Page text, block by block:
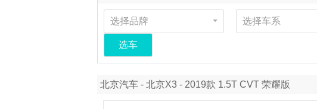
选择品牌 选择车系
选车
北京汽车 - 北京X3 - 2019款 1.5T CVT 荣耀版